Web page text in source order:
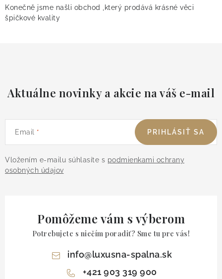
Konečně jsme našli obchod ,který prodává krásné věci
špičkové kvality
Aktuálne novinky a akcie na váš e-mail
Email
Vložením e-mailu súhlasíte s podmienkami ochrany
osobných údajov
PRIHLÁSIŤ SA
Pomôžeme vám s výberom
Potrebujete s niečím poradiť? Sme tu pre vás!
info@luxusna-spalna.sk
+421 903 319 900